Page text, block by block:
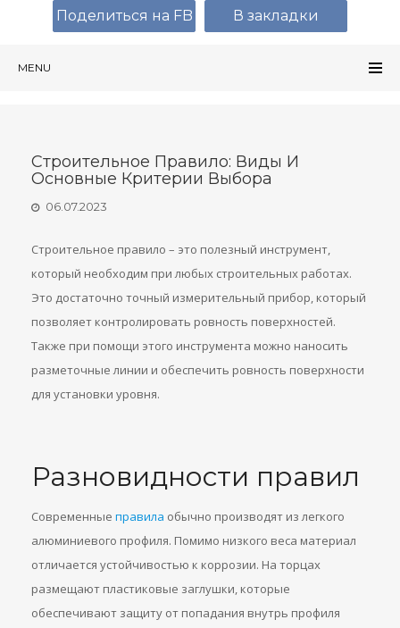
MENU
Строительное Правило: Виды И
Основные Критерии Выбора
06.07.2023
Строительное правило – это полезный инструмент,
который необходим при любых строительных работах.
Это достаточно точный измерительный прибор, который
позволяет контролировать ровность поверхностей.
Также при помощи этого инструмента можно наносить
разметочные линии и обеспечить ровность поверхности
для установки уровня.
Разновидности правил
Современные правила обычно производят из легкого
алюминиевого профиля. Помимо низкого веса материал
отличается устойчивостью к коррозии. На торцах
размещают пластиковые заглушки, которые
обеспечивают защиту от попадания внутрь профиля
Поделиться на FB В закладки